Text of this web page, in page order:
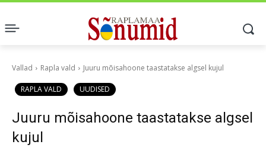
Vallad Rapla vald Juuru mõisahoone taastatakse algsel kujul
RAPLA VALD UUDISED
Juuru mõisahoone taastatakse algsel
kujul